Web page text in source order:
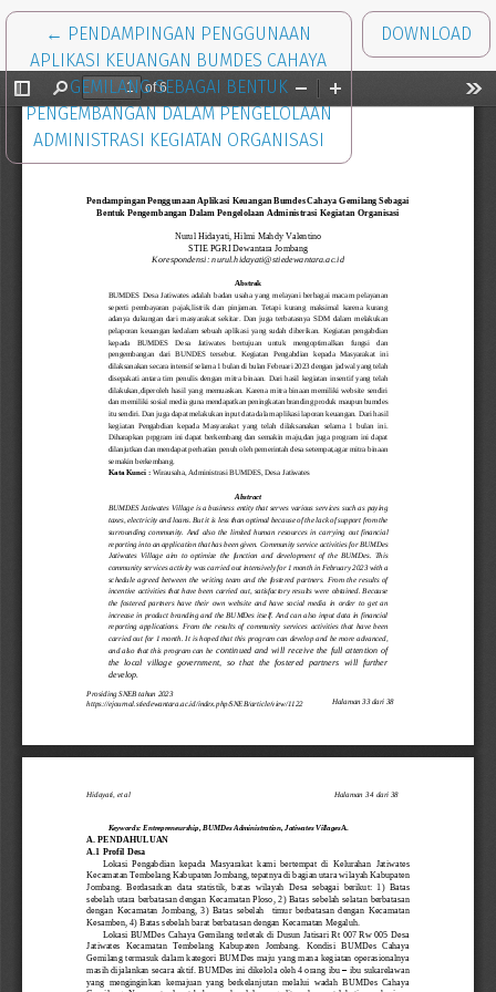
← RETURN TO ARTICLE DETAILS
PENDAMPINGAN PENGGUNAAN
APLIKASI KEUANGAN BUMDES CAHAYA
GEMILANG SEBAGAI BENTUK
PENGEMBANGAN DALAM PENGELOLAAN
ADMINISTRASI KEGIATAN ORGANISASI
DOWNLOAD